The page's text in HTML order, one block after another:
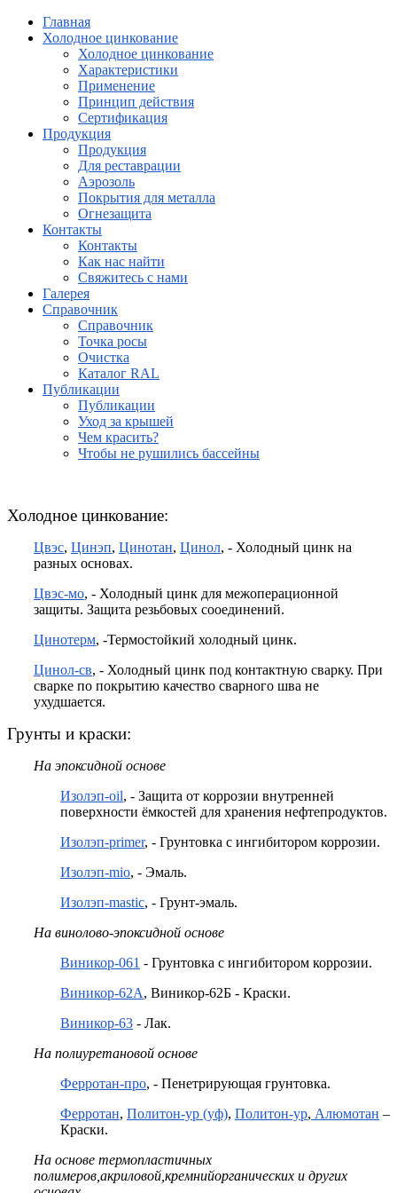
Главная
Холодное цинкование
Холодное цинкование
Характеристики
Применение
Принцип действия
Сертификация
Продукция
Продукция
Для реставрации
Аэрозоль
Покрытия для металла
Огнезащита
Контакты
Контакты
Как нас найти
Свяжитесь с нами
Галерея
Справочник
Справочник
Точка росы
Очистка
Каталог RAL
Публикации
Публикации
Уход за крышей
Чем красить?
Чтобы не рушились бассейны
Холодное цинкование:
Цвэс, Цинэп, Цинотан, Цинол, - Холодный цинк на
разных основах.
Цвэс-мо, - Холодный цинк для межоперационной
защиты. Защита резьбовых сооединений.
Цинотерм, -Термостойкий холодный цинк.
Цинол-св, - Холодный цинк под контактную сварку. При
сварке по покрытию качество сварного шва не
ухудшается.
Грунты и краски:
На эпоксидной основе
Изолэп-oil, - Защита от коррозии внутренней
поверхности ёмкостей для хранения нефтепродуктов.
Изолэп-primer, - Грунтовка с ингибитором коррозии.
Изолэп-mio, - Эмаль.
Изолэп-mastic, - Грунт-эмаль.
На винолово-эпоксидной основе
Виникор-061 - Грунтовка с ингибитором коррозии.
Виникор-62А, Виникор-62Б - Краски.
Виникор-63 - Лак.
На полиуретановой основе
Ферротан-про, - Пенетрирующая грунтовка.
Ферротан, Политон-ур (уф), Политон-ур, Алюмотан –
Краски.
На основе термопластичных
полимеров,акриловой,кремнийорганических и других